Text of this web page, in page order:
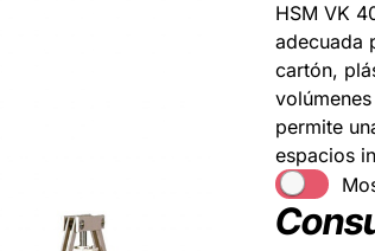
HSM VK
adecuada
cartón,
permite
espacios